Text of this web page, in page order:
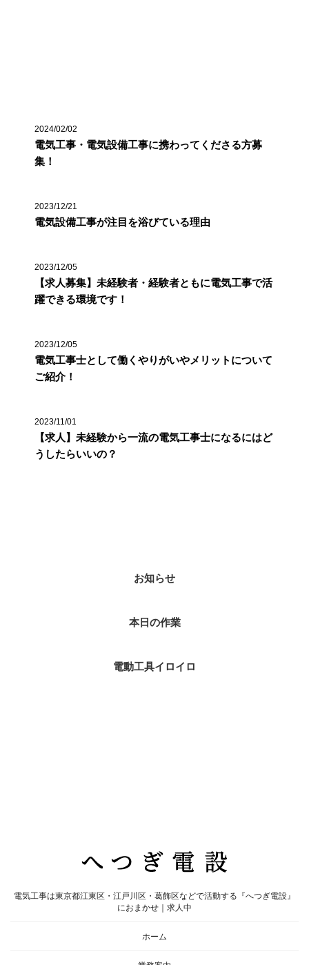
2024/02/02
電気工事・電気設備工事に携わってくださる方募
集！
2023/12/21
電気設備工事が注目を浴びている理由
2023/12/05
【求人募集】未経験者・経験者ともに電気工事で活
躍できる環境です！
2023/12/05
電気工事士として働くやりがいやメリットについて
ご紹介！
2023/11/01
【求人】未経験から一流の電気工事士になるにはど
うしたらいいの？
お知らせ
本日の作業
電動工具イロイロ
電気工事は東京都江東区・江戸川区・葛飾区などで活動する『へつぎ電設』
におまかせ｜求人中
ホーム